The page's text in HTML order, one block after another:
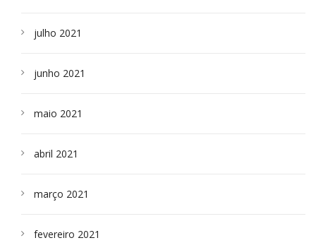
julho 2021
junho 2021
maio 2021
abril 2021
março 2021
fevereiro 2021